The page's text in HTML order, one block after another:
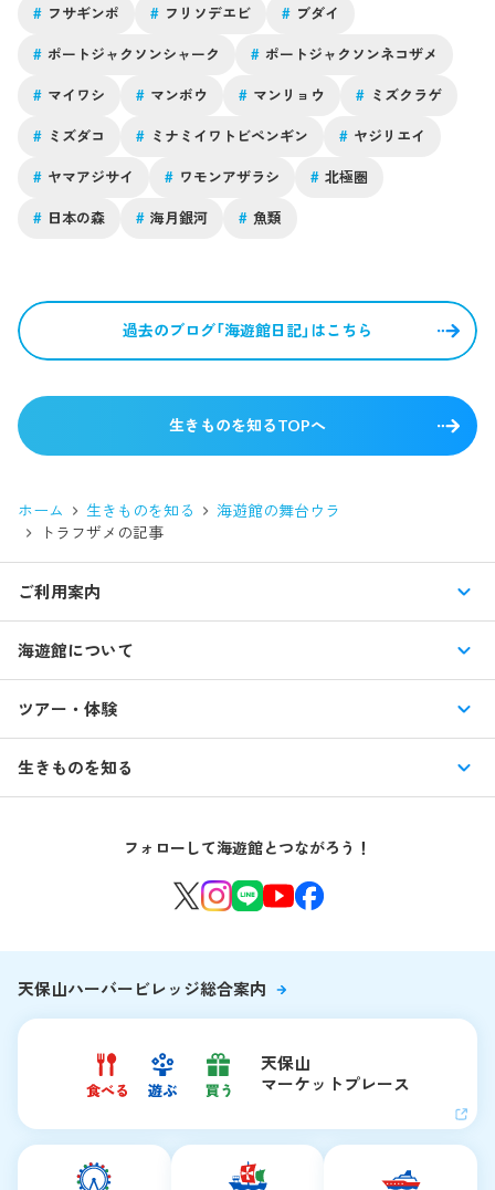
# フサギンポ # フリソデエビ # ブダイ
# ポートジャクソンシャーク # ポートジャクソンネコザメ
# マイワシ # マンボウ # マンリョウ # ミズクラゲ
# ミズダコ # ミナミイワトビペンギン # ヤジリエイ
# ヤマアジサイ # ワモンアザラシ # 北極圏
# 日本の森 # 海月銀河 # 魚類
過去のブログ「海遊館日記」はこちら
生きものを知るTOPへ
ホーム 生きものを知る
海遊館の舞台ウラ
トラフザメ の記事
ご利用案内
入館料・その他チケット
交通アクセス・駐車場
館内情報
よくある質問・お問い合わせ
海遊館について
特別企画展
はじめての海遊館
ツアー・体験
海遊館ガイドツアー
音声ガイド / 海遊館探検隊 すたんぷノート
生きものたちのお食事タイム
生きものを知る
環境保全への取り組みフォローして海遊館とつながろう！
天保山ハーバービレッジ総合案内
天保山
マーケットプレース